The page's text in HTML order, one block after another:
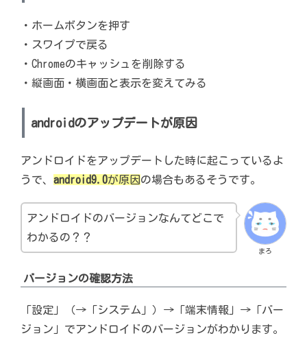
・ホームボタンを押す
・スワイプで戻る
・Chromeのキャッシュを削除する
・縦画面・横画面と表示を変えてみる
androidのアップデートが原因
アンドロイドをアップデートした時に起こっているよ
うで、android9.0が原因の場合もあるそうです。
まろ
アンドロイドのバージョンなんてどこで
わかるの？？
バージョンの確認方法
「設定」（→「システム」）→「端末情報」→「バー
ジョン」でアンドロイドのバージョンがわかります。